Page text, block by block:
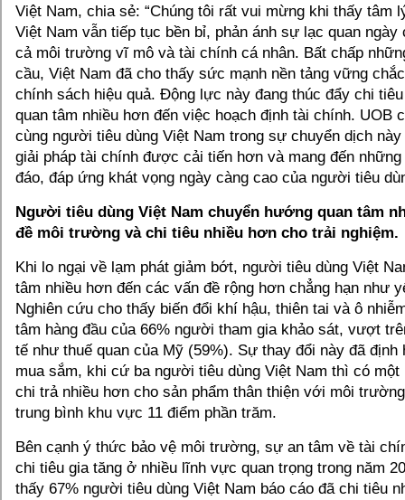
Việt Nam, chia sẻ: “Chúng tôi rất vui mừng khi thấy tâm
Việt Nam vẫn tiếp tục bền bỉ, phản ánh sự lạc quan ngày
cả môi trường vĩ mô và tài chính cá nhân. Bất chấp
cầu, Việt Nam đã cho thấy sức mạnh nền tảng vững
chính sách hiệu quả. Động lực này đang thúc đẩy chi
quan tâm nhiều hơn đến việc hoạch định tài chính. UOB
cùng người tiêu dùng Việt Nam trong sự chuyển dịch
giải pháp tài chính được cải tiến hơn và mang đến
đáo, đáp ứng khát vọng ngày càng cao của người tiêu
Người tiêu dùng Việt Nam chuyển hướng quan tâm
đề môi trường và chi tiêu nhiều hơn cho trải nghiệm.
Khi lo ngại về lạm phát giảm bớt, người tiêu dùng Việt
tâm nhiều hơn đến các vấn đề rộng hơn chẳng hạn như
Nghiên cứu cho thấy biến đổi khí hậu, thiên tai và ô
tâm hàng đầu của 66% người tham gia khảo sát, vượt
tế như thuế quan của Mỹ (59%). Sự thay đổi này đã định
mua sắm, khi cứ ba người tiêu dùng Việt Nam thì có
chi trả nhiều hơn cho sản phẩm thân thiện với môi
trung bình khu vực 11 điểm phần trăm.
Bên cạnh ý thức bảo vệ môi trường, sự an tâm về tài
chi tiêu gia tăng ở nhiều lĩnh vực quan trọng trong năm
thấy 67% người tiêu dùng Việt Nam báo cáo đã chi tiêu